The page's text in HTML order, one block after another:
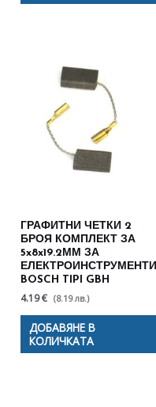
ГРАФИТНИ ЧЕТКИ 2
БРОЯ КОМПЛЕКТ ЗА
5x8x19.2ММ ЗА
ЕЛЕКТРОИНСТРУМЕНТИ
BOSCH TIPI GBH
4.19 € (8.19 лв.)
ДОБАВЯНЕ В
КОЛИЧКАТА